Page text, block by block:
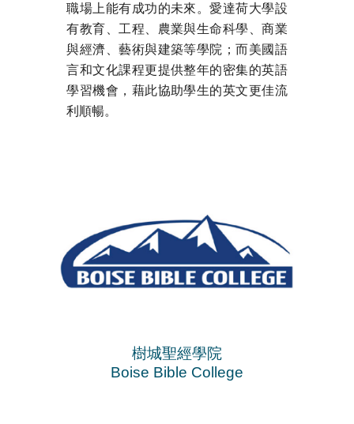
職場上能有成功的未來。愛達荷大學設
有教育、工程、農業與生命科學、商業
與經濟、藝術與建築等學院；而美國語
言和文化課程更提供整年的密集的英語
學習機會，藉此協助學生的英文更佳流
利順暢。
樹城聖經學院
Boise Bible College